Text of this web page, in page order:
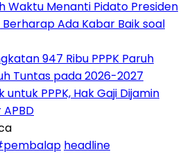
Waktu Menanti Pidato Presiden
Berharap Ada Kabar Baik soal
947 Ribu PPPK Paruh
Tuntas pada 2026-2027
untuk PPPK, Hak Gaji Dijamin
headline